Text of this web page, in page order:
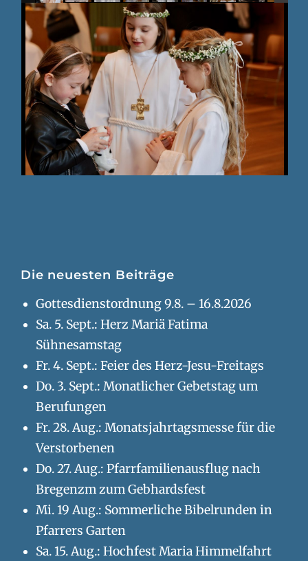
Die neuesten Beiträge
Gottesdienstordnung 9.8. – 16.8.2026
Sa. 5. Sept.: Herz Mariä Fatima
Sühnesamstag
Fr. 4. Sept.: Feier des Herz-Jesu-Freitags
Do. 3. Sept.: Monatlicher Gebetstag um
Berufungen
Fr. 28. Aug.: Monatsjahrtagsmesse für die
Verstorbenen
Do. 27. Aug.: Pfarrfamilienausflug nach
Bregenzm zum Gebhardsfest
Mi. 19 Aug.: Sommerliche Bibelrunden in
Pfarrers Garten
Sa. 15. Aug.: Hochfest Maria Himmelfahrt